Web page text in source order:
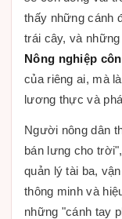
thấy những cánh
trái cây, và
Nông nghiệp
của riêng ai, mà
lương thực và
Người nông dân
bán lưng cho
quản lý tài ba,
thông minh và
những "cánh tay